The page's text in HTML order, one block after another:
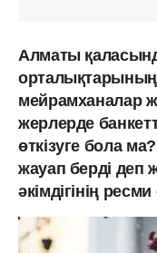
Алматы
мейрамханалар
жерлерде
өткізуге бола
жауап берді деп
әкімдігінің